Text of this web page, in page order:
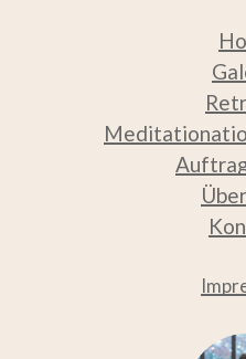
Meditation